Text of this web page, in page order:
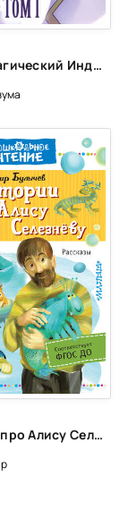
Некий Магический Индекс. Том 1 - Казума Камачи
Истории про Алису Селезневу. Рассказы - Кир Булычев